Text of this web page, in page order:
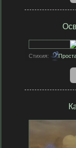
Стихия: